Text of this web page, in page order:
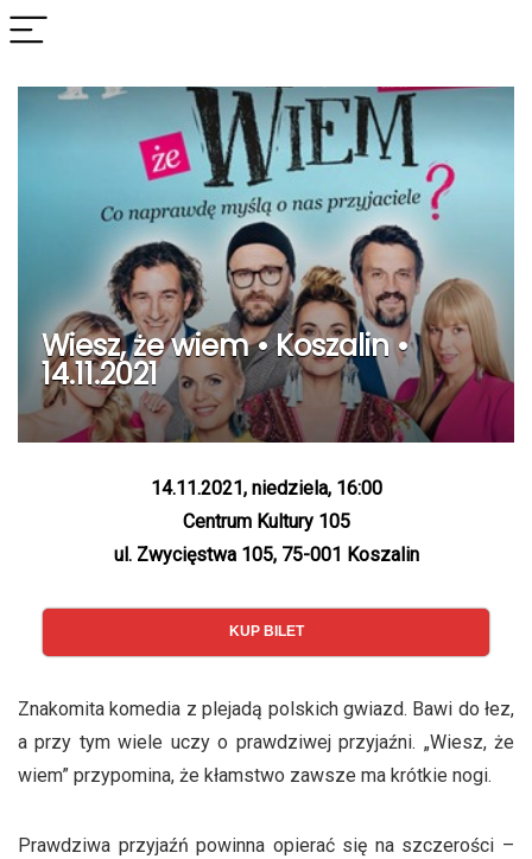
Wiesz, że wiem • Koszalin •
14.11.2021
14.11.2021, niedziela, 16:00
Centrum Kultury 105
ul. Zwycięstwa 105, 75-001 Koszalin
KUP BILET
Znakomita komedia z plejadą polskich gwiazd. Bawi do łez,
a przy tym wiele uczy o prawdziwej przyjaźni. „Wiesz, że
wiem” przypomina, że kłamstwo zawsze ma krótkie nogi.
Prawdziwa przyjaźń powinna opierać się na szczerości –